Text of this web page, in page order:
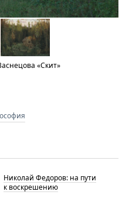
«Скит»
Николай Федоров: на пути
к воскрешению